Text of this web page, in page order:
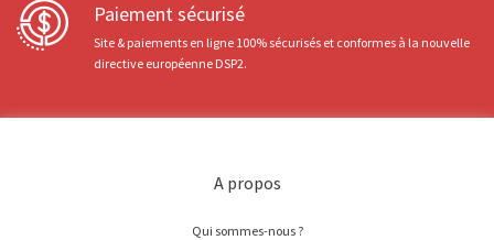
Paiement sécurisé
Site & paiements en ligne 100% sécurisés et conformes à la nouvelle
directive européenne DSP2.
A propos
Qui sommes-nous ?